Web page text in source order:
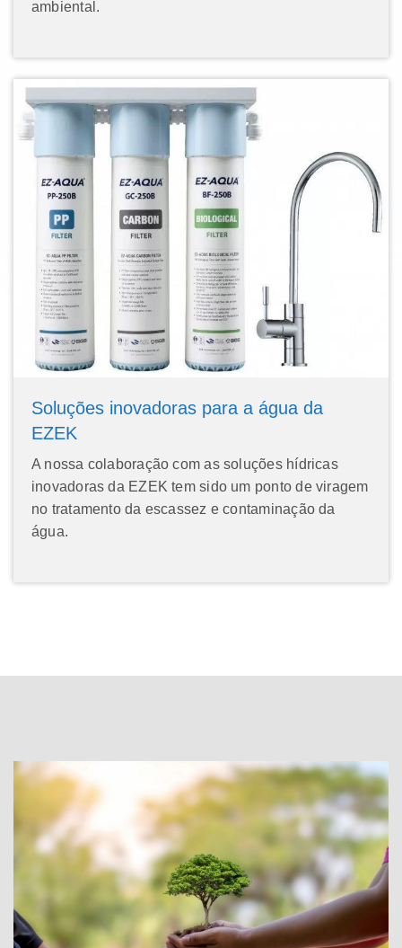
ambiental.
Soluções inovadoras para a água da
EZEK
A nossa colaboração com as soluções hídricas
inovadoras da EZEK tem sido um ponto de viragem
no tratamento da escassez e contaminação da
água.